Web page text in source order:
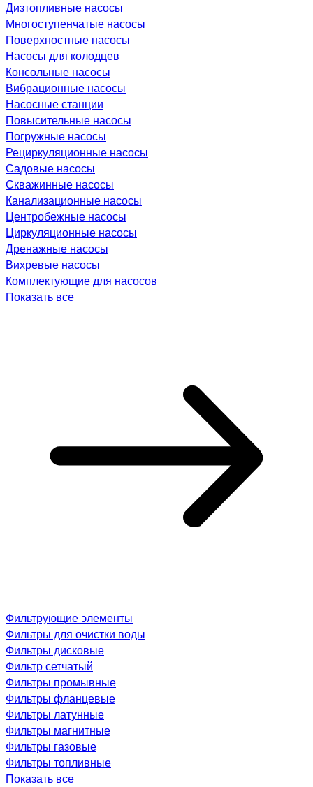
Дизтопливные насосы
Многоступенчатые насосы
Поверхностные насосы
Насосы для колодцев
Консольные насосы
Вибрационные насосы
Насосные станции
Повысительные насосы
Погружные насосы
Рециркуляционные насосы
Садовые насосы
Скважинные насосы
Канализационные насосы
Центробежные насосы
Циркуляционные насосы
Дренажные насосы
Вихревые насосы
Комплектующие для насосов
Показать все
Фильтрующие элементы
Фильтры для очистки воды
Фильтры дисковые
Фильтр сетчатый
Фильтры промывные
Фильтры фланцевые
Фильтры латунные
Фильтры магнитные
Фильтры газовые
Фильтры топливные
Показать все